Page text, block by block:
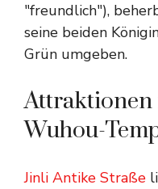
"freundlich"),
seine beiden
Grün umgeben.
Attraktionen
Wuhou-
Jinli Antike Straße